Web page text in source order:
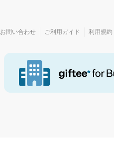
お問い合わせ ご利用ガイド 利用規約